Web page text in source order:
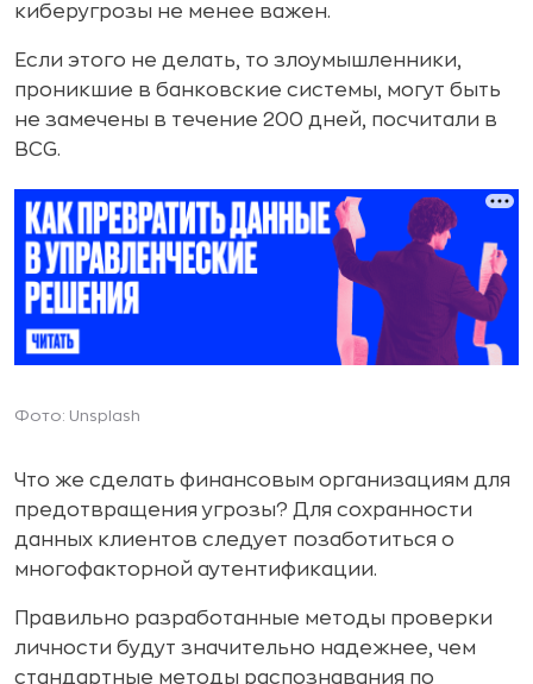
киберугрозы не менее важен.
Если этого не делать, то злоумышленники,
проникшие в банковские системы, могут быть
не замечены в течение 200 дней, посчитали в
BCG.
Фото: Unsplash
Что же сделать финансовым организациям для
предотвращения угрозы? Для сохранности
данных клиентов следует позаботиться о
многофакторной аутентификации.
Правильно разработанные методы проверки
личности будут значительно надежнее, чем
стандартные методы распознавания по